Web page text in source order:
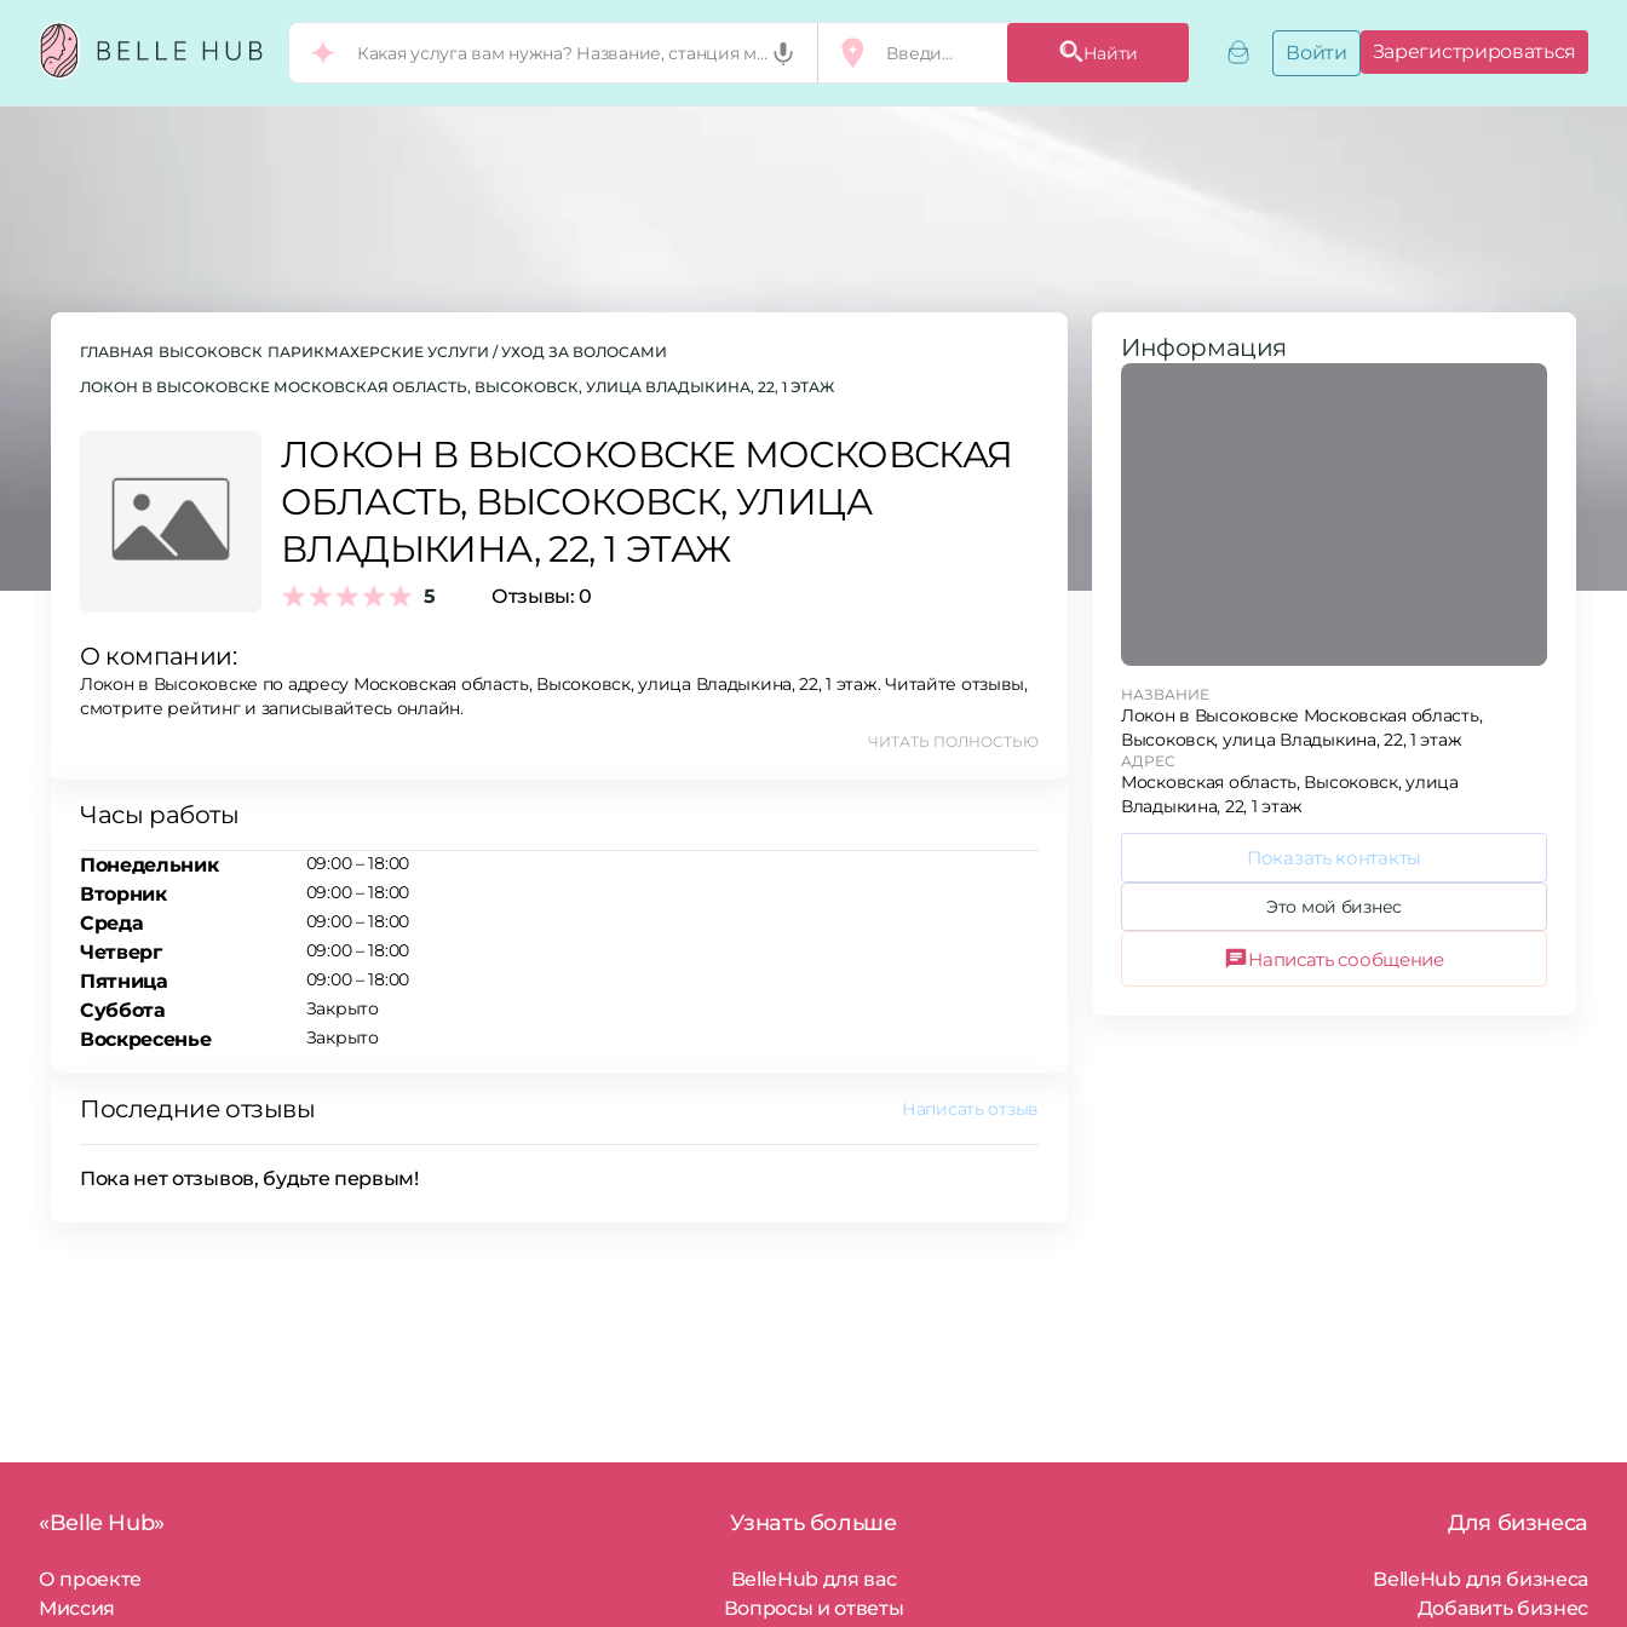
Найти
Добавить,
Войти Зарегистрироваться
ГЛАВНАЯ ВЫСОКОВСК ПАРИКМАХЕРСКИЕ УСЛУГИ / УХОД ЗА ВОЛОСАМИ
ЛОКОН В ВЫСОКОВСКЕ МОСКОВСКАЯ ОБЛАСТЬ, ВЫСОКОВСК, УЛИЦА ВЛАДЫКИНА, 22, 1 ЭТАЖ
ЛОКОН В ВЫСОКОВСКЕ МОСКОВСКАЯ
ОБЛАСТЬ, ВЫСОКОВСК, УЛИЦА
ВЛАДЫКИНА, 22, 1 ЭТАЖ
5 Отзывы:0
О компании:
Локон в Высоковске по адресу Московская область, Высоковск, улица Владыкина, 22, 1 этаж. Читайте отзывы,
смотрите рейтинг и записывайтесь онлайн.
ЧИТАТЬ ПОЛНОСТЬЮ
Часы работы
Понедельник
Вторник
Среда
Четверг
Пятница
Суббота
Воскресенье
09:00 – 18:00
09:00 – 18:00
09:00 – 18:00
09:00 – 18:00
09:00 – 18:00
Закрыто
Закрыто
Последние отзывы Написать отзыв
Пока нет отзывов, будьте первым!
Информация
НАЗВАНИЕ
Локон в Высоковске Московская область,
Высоковск, улица Владыкина, 22, 1 этаж
АДРЕС
Московская область, Высоковск, улица
Владыкина, 22, 1 этаж
Показать контакты
Это мой бизнес
Написать сообщение
«Belle Hub»
О проекте
Миссия
Узнать больше
BelleHub для вас
Вопросы и ответы
Для бизнеса
BelleHub для бизнеса
Добавить бизнес